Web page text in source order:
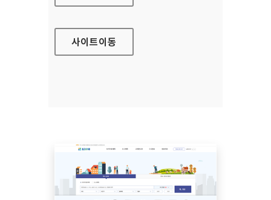
사이트이동